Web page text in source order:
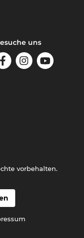
uns
vorbehalten.